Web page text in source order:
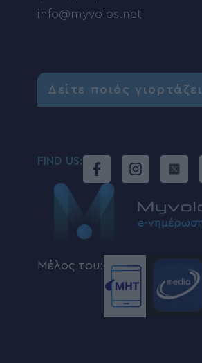
info@myvolos.net
Δείτε ποιός γιορτάζει
FIND US:
Μέλος του: